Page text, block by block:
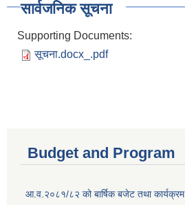
सार्वजनिक सूचना
Supporting Documents:
सूचना.docx_.pdf
Budget and Program
आ.व.२०८१/८२ को बार्षिक बजेट तथा कार्यक्रम